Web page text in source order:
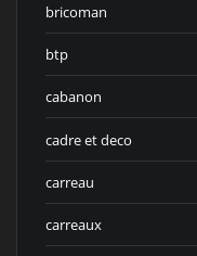
bricoman
btp
cabanon
cadre et deco
carreau
carreaux